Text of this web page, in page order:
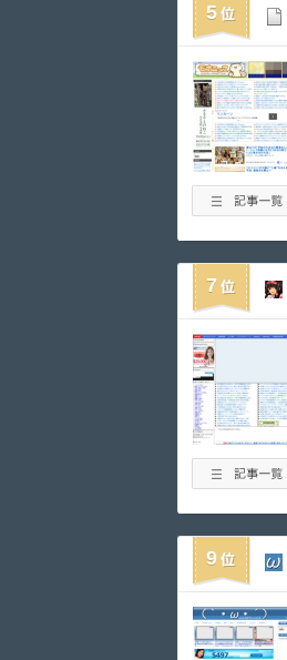
5
7
9